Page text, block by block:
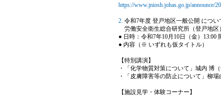
https://www.jniosh.johas.go.jp/announce/
2. 令和7年度 登戸地区一般公開 につい
労働安全衛生総合研究所（登戸地区
● 日時：令和7年10月10日（金）13:00
● 内容（※ いずれも仮タイトル）
【特別講演】
・「化学物質対策について」城内 博
・「皮膚障害等の防止について」柳
【施設見学・体験コーナー】